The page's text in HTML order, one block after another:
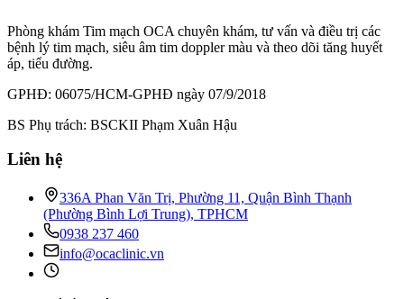
Phòng khám Tim mạch OCA chuyên khám, tư vấn và điều trị các
bệnh lý tim mạch, siêu âm tim doppler màu và theo dõi tăng huyết
áp, tiểu đường.
GPHĐ: 06075/HCM-GPHĐ ngày 07/9/2018
BS Phụ trách: BSCKII Phạm Xuân Hậu
Liên hệ
336A Phan Văn Trị, Phường 11, Quận Bình Thạnh
(Phường Bình Lợi Trung), TPHCM
0938 237 460
info@ocaclinic.vn